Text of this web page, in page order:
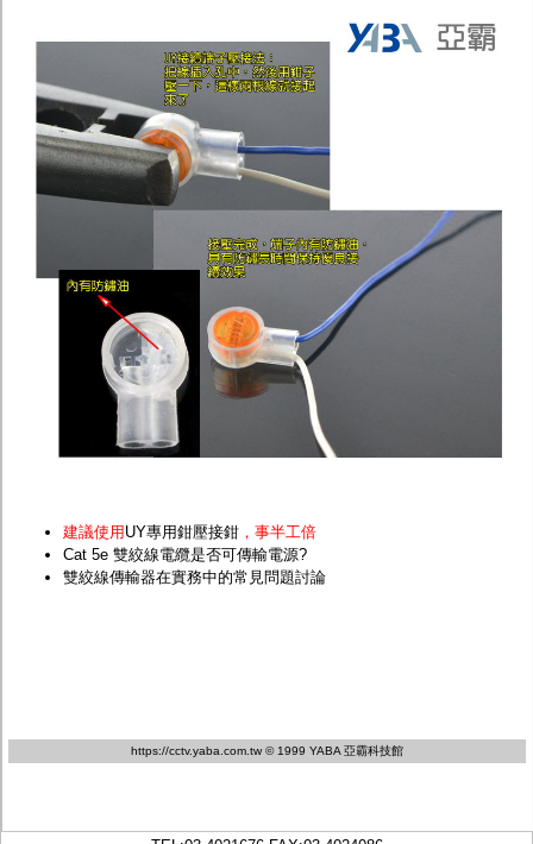
建議使用 UY專用鉗壓接鉗 ，事半工倍
Cat 5e 雙絞線電纜是否可傳輸電源?
雙絞線傳輸器在實務中的常見問題討論
https://cctv.yaba.com.tw © 1999 YABA 亞霸科技館